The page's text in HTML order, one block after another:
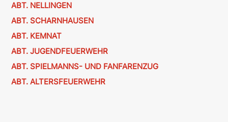
ABT. NELLINGEN
ABT. SCHARNHAUSEN
ABT. KEMNAT
ABT. JUGENDFEUERWEHR
ABT. SPIELMANNS- UND FANFARENZUG
ABT. ALTERSFEUERWEHR